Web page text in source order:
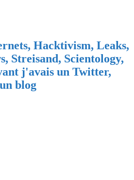
Hacktivism, Leaks,
Streisand, Scientology,
j'avais un Twitter,
blog